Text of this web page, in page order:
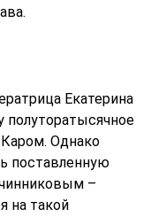
Екатерина
полуторатысячное
Каром. Однако
поставленную
–
на такой